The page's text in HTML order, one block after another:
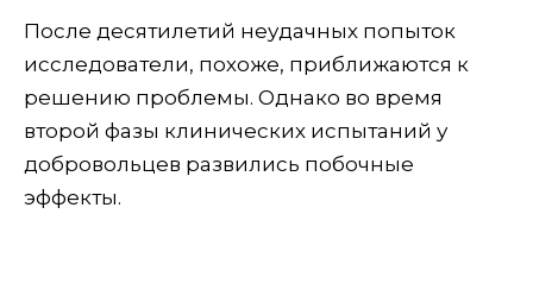
После десятилетий неудачных попыток
исследователи, похоже, приближаются к
решению проблемы. Однако во время
второй фазы клинических испытаний у
добровольцев развились побочные
эффекты.